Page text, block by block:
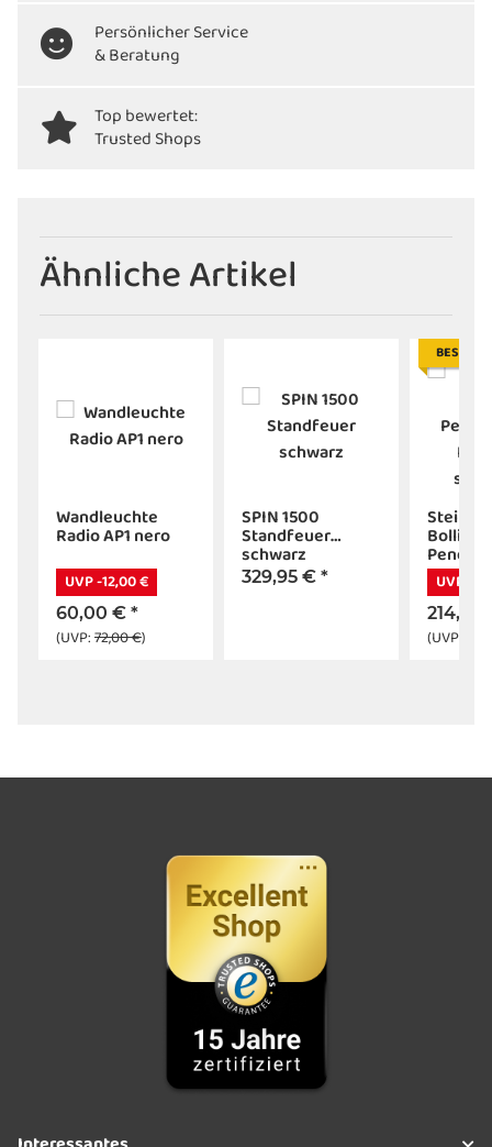
Persönlicher Service
& Beratung
Top bewertet:
Trusted Shops
Ähnliche Artikel
Wandleuchte
Radio AP1 nero
UVP -12,00 €
60,00 € *
(UVP:72,00 €)
SPIN 1500
Standfeuer
schwarz
329,95 € *
Bollique
flammig
UVP -
214,95
(UVP: